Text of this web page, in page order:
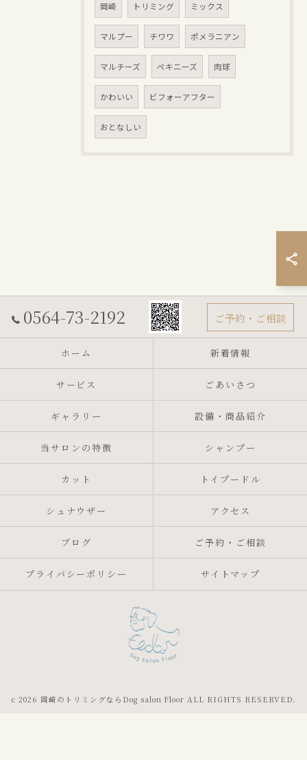
岡崎 トリミング ミックス
マルプー チワワ ポメラニアン
マルチーズ ペキニーズ 肉球
かわいい ビフォーアフター
おとなしい
0564-73-2192 ご予約・ご相談
ホーム 新着情報
サービス ごあいさつ
ギャラリー 設備・商品紹介
当サロンの特徴 シャンプー
カット トイプードル
シュナウザー アクセス
ブログ ご予約・ご相談
プライバシーポリシー サイトマップ
c 2026 岡崎のトリミングならDog salon Floor ALL RIGHTS RESERVED.